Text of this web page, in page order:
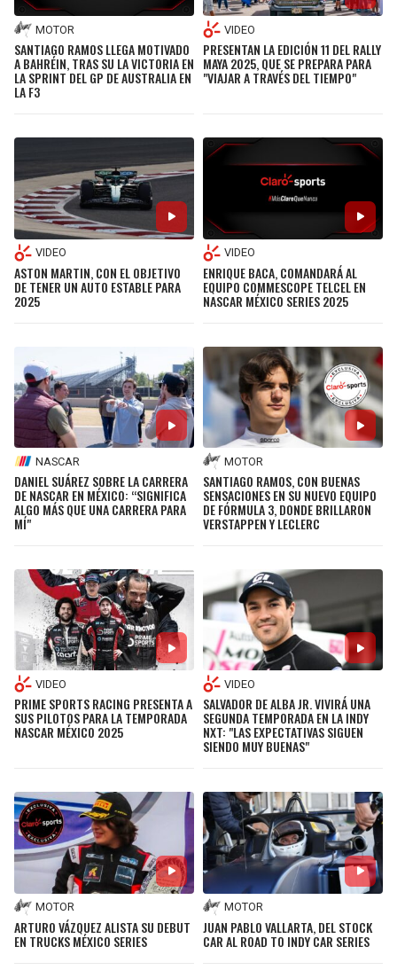
MOTOR
SANTIAGO RAMOS LLEGA MOTIVADO
A BAHRÉIN, TRAS SU LA VICTORIA EN
LA SPRINT DEL GP DE AUSTRALIA EN
LA F3
VIDEO
PRESENTAN LA EDICIÓN 11 DEL RALLY
MAYA 2025, QUE SE PREPARA PARA
"VIAJAR A TRAVÉS DEL TIEMPO"
VIDEO
ASTON MARTIN, CON EL OBJETIVO
DE TENER UN AUTO ESTABLE PARA
2025
VIDEO
ENRIQUE BACA, COMANDARÁ AL
EQUIPO COMMESCOPE TELCEL EN
NASCAR MÉXICO SERIES 2025
NASCAR
DANIEL SUÁREZ SOBRE LA CARRERA
DE NASCAR EN MÉXICO: “SIGNIFICA
ALGO MÁS QUE UNA CARRERA PARA
MÍ"
MOTOR
SANTIAGO RAMOS, CON BUENAS
SENSACIONES EN SU NUEVO EQUIPO
DE FÓRMULA 3, DONDE BRILLARON
VERSTAPPEN Y LECLERC
VIDEO
PRIME SPORTS RACING PRESENTA A
SUS PILOTOS PARA LA TEMPORADA
NASCAR MÉXICO 2025
VIDEO
SALVADOR DE ALBA JR. VIVIRÁ UNA
SEGUNDA TEMPORADA EN LA INDY
NXT: "LAS EXPECTATIVAS SIGUEN
SIENDO MUY BUENAS"
MOTOR
ARTURO VÁZQUEZ ALISTA SU DEBUT
EN TRUCKS MÉXICO SERIES
MOTOR
JUAN PABLO VALLARTA, DEL STOCK
CAR AL ROAD TO INDY CAR SERIES